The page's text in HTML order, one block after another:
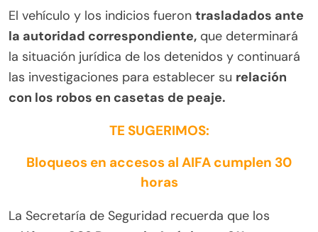
El vehículo y los indicios fueron trasladados ante
la autoridad correspondiente, que determinará
la situación jurídica de los detenidos y continuará
las investigaciones para establecer su relación
con los robos en casetas de peaje.
TE SUGERIMOS:
Bloqueos en accesos al AIFA cumplen 30
horas
La Secretaría de Seguridad recuerda que los